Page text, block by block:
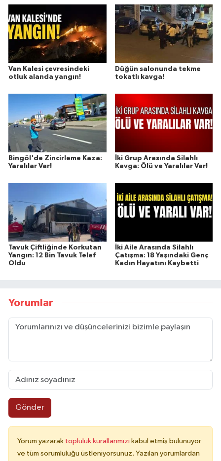
Van Kalesi çevresindeki
otluk alanda yangın!
Düğün salonunda tekme
tokatlı kavga!
Bingöl'de Zincirleme Kaza:
Yaralılar Var!
İki Grup Arasında Silahlı
Kavga: Ölü ve Yaralılar Var!
Tavuk Çiftliğinde Korkutan
Yangın: 12 Bin Tavuk Telef
Oldu
İki Aile Arasında Silahlı
Çatışma: 18 Yaşındaki Genç
Kadın Hayatını Kaybetti
Yorumlar
Gönder
Yorum yazarak topluluk kurallarımızı kabul etmiş bulunuyor
ve tüm sorumluluğu üstleniyorsunuz. Yazılan yorumlardan